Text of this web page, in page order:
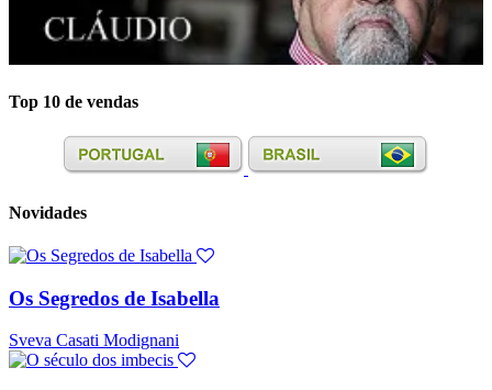
Top 10 de vendas
Novidades
Os Segredos de Isabella
Sveva Casati Modignani